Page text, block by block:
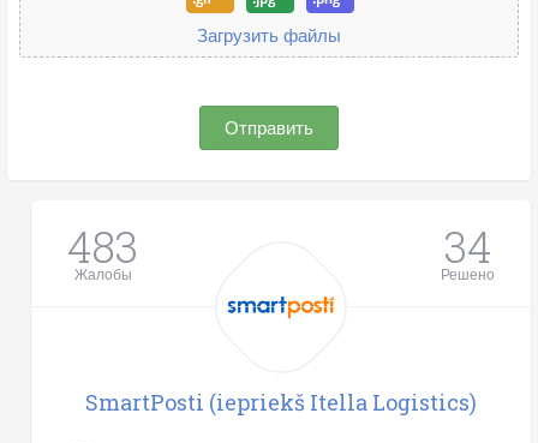
Загрузить файлы
Отправить
483
Жалобы 34
Решено
SmartPosti (iepriekš Itella Logistics)